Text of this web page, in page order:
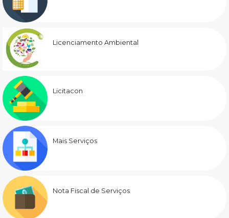
Licenciamento Ambiental
Licitacon
Mais Serviços
Nota Fiscal de Serviços